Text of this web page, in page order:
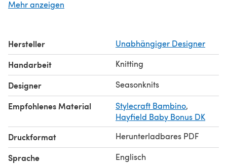
use the smaller needles) Mittens 0 – 3 months 2.75 inches
Mehr anzeigen
Hersteller Unabhängiger Designer
Handarbeit Knitting
Designer Seasonknits
Empfohlenes Material Stylecraft Bambino,
Hayfield Baby Bonus DK
Druckformat Herunterladbares PDF
Sprache Englisch